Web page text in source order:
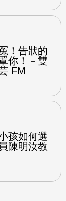
！告狀的
你！－雙
FM
孩如何選
陳明汝教